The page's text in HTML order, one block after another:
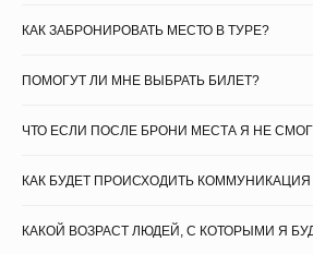
КАК ЗАБРОНИРОВАТЬ МЕСТО В ТУРЕ?
ПОМОГУТ ЛИ МНЕ ВЫБРАТЬ БИЛЕТ?
ЧТО ЕСЛИ ПОСЛЕ БРОНИ МЕСТА Я НЕ
КАК БУДЕТ ПРОИСХОДИТЬ
КАКОЙ ВОЗРАСТ ЛЮДЕЙ, С КОТОРЫМИ Я